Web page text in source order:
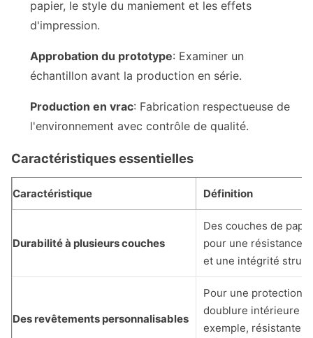
papier, le style du maniement et les effets
d'impression.
Approbation du prototype: Examiner un
échantillon avant la production en série.
Production en vrac: Fabrication respectueuse de
l'environnement avec contrôle de qualité.
Caractéristiques essentielles
Caractéristique Définition
Durabilité à plusieurs couches
Des couches de
pour une résistance
et une intégrité
Des revêtements personnalisables
Pour une protection
doublure intérieure
exemple, résistante